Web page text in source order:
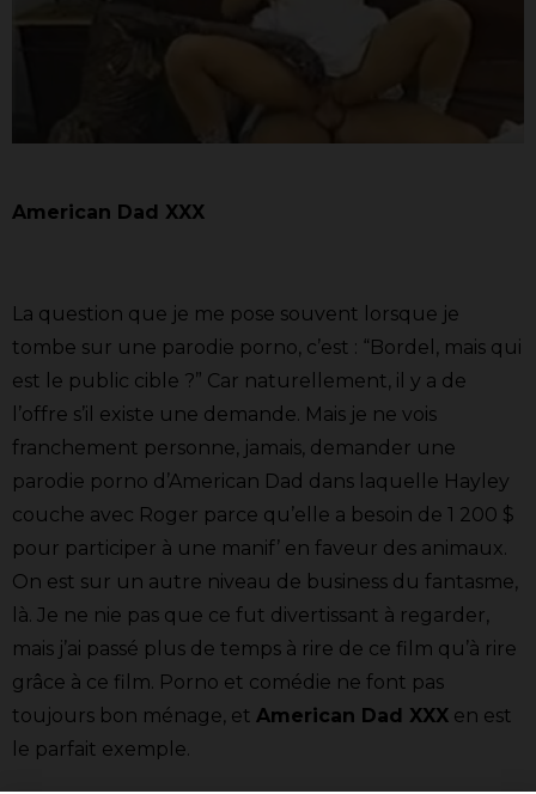
American Dad XXX
La question que je me pose souvent lorsque je
tombe sur une parodie porno, c’est : “Bordel, mais qui
est le public cible ?” Car naturellement, il y a de
l’offre s’il existe une demande. Mais je ne vois
franchement personne, jamais, demander une
parodie porno d’American Dad dans laquelle Hayley
couche avec Roger parce qu’elle a besoin de 1 200 $
pour participer à une manif’ en faveur des animaux.
On est sur un autre niveau de business du fantasme,
là. Je ne nie pas que ce fut divertissant à regarder,
mais j’ai passé plus de temps à rire de ce film qu’à rire
grâce à ce film. Porno et comédie ne font pas
toujours bon ménage, et American Dad XXX en est
le parfait exemple.